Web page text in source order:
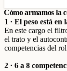
Cómo armamos la
1 · El peso está en
En este cargo el
el trato y el
competencias del
2 · 6 a 8